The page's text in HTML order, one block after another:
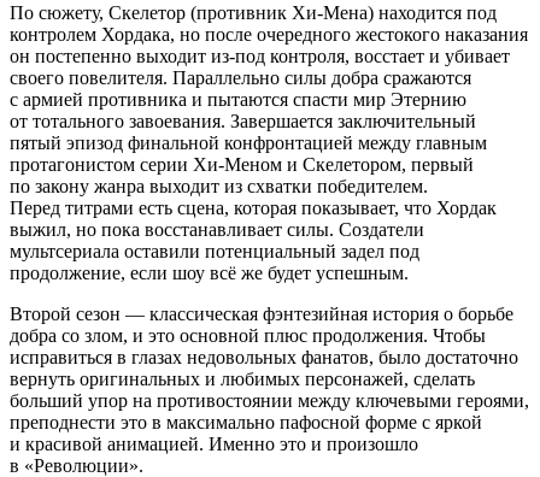
По сюжету, Скелетор (противник Хи-Мена) находится под
контролем Хордака, но после очередного жестокого наказания
он постепенно выходит из-под контроля, восстает и убивает
своего повелителя. Параллельно силы добра сражаются
с армией противника и пытаются спасти мир Этернию
от тотального завоевания. Завершается заключительный
пятый эпизод финальной конфронтацией между главным
протагонистом серии Хи-Меном и Скелетором, первый
по закону жанра выходит из схватки победителем.
Перед титрами есть сцена, которая показывает, что Хордак
выжил, но пока восстанавливает силы. Создатели
мультсериала оставили потенциальный задел под
продолжение, если шоу всё же будет успешным.
Второй сезон — классическая фэнтезийная история о борьбе
добра со злом, и это основной плюс продолжения. Чтобы
исправиться в глазах недовольных фанатов, было достаточно
вернуть оригинальных и любимых персонажей, сделать
больший упор на противостоянии между ключевыми героями,
преподнести это в максимально пафосной форме с яркой
и красивой анимацией. Именно это и произошло
в «Революции».